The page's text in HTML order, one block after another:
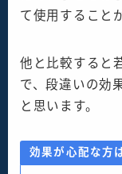
て使用すること
他と比較すると
で、段違いの効
と思います。
効果が心配な方